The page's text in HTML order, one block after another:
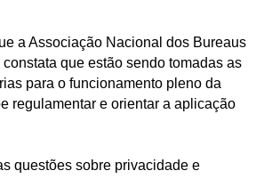
a Associação Nacional dos Bureaus
constata que estão sendo tomadas as
para o funcionamento pleno da
regulamentar e orientar a aplicação
questões sobre privacidade e